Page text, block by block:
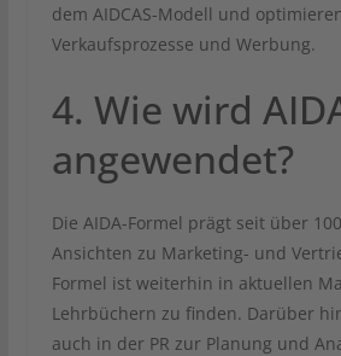
dem AIDCAS-Modell und
Verkaufsprozesse und Werbung.
4. Wie wird
angewendet?
Die AIDA-Formel prägt seit über
Ansichten zu Marketing- und
Formel ist weiterhin in aktuellen
Lehrbüchern zu finden. Darüber
auch in der PR zur Planung und